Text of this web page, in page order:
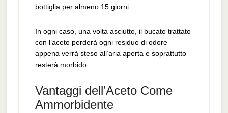
bottiglia per almeno 15 giorni.
In ogni caso, una volta asciutto, il bucato trattato
con l’aceto perderà ogni residuo di odore
appena verrà steso all’aria aperta e soprattutto
resterà morbido.
Vantaggi dell’Aceto Come
Ammorbidente